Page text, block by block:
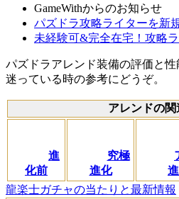
GameWithからのお知らせ
パズドラ攻略ライターを新
未経験可&完全在宅！攻略ラ
パズドラアレンド装備の評価と
迷っている時の参考にどうぞ。
アレンドの関
進
化前
究極
進化
龍楽士ガチャの当たりと最新情報